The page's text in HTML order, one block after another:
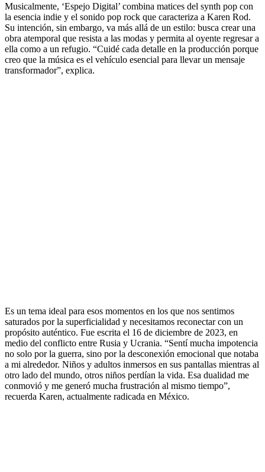
Musicalmente, ‘Espejo Digital’ combina matices del synth pop con
la esencia indie y el sonido pop rock que caracteriza a Karen Rod.
Su intención, sin embargo, va más allá de un estilo: busca crear una
obra atemporal que resista a las modas y permita al oyente regresar a
ella como a un refugio. “Cuidé cada detalle en la producción porque
creo que la música es el vehículo esencial para llevar un mensaje
transformador”, explica.
Es un tema ideal para esos momentos en los que nos sentimos
saturados por la superficialidad y necesitamos reconectar con un
propósito auténtico. Fue escrita el 16 de diciembre de 2023, en
medio del conflicto entre Rusia y Ucrania. “Sentí mucha impotencia
no solo por la guerra, sino por la desconexión emocional que notaba
a mi alrededor. Niños y adultos inmersos en sus pantallas mientras al
otro lado del mundo, otros niños perdían la vida. Esa dualidad me
conmovió y me generó mucha frustración al mismo tiempo”,
recuerda Karen, actualmente radicada en México.